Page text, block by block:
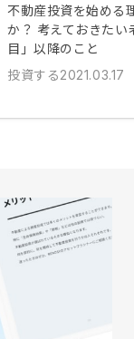
不動産投資を始める
か？ 考えておきたい
目」以降のこと
投資する2021.03.17